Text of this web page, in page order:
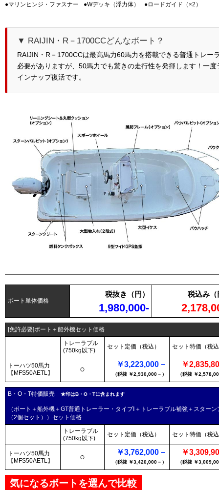
●マリンヒンジ・ファスナー
●Wデッキ（浮力体） ●ロードガイド（×2）
▼ RAIJIN・R－1700CCどんなボート？
RAIJIN・R－1700CCは最高馬力60馬力を搭載できる普通トレ
必要がありますが、50馬力でも驚きの走行性を発揮します！一
インナップ復活です。
ボート単体価格
税抜き（円）
1,980,000-
税込み（
[免許必要]ボート＋船外機セット価格
トレーラブル
(750kg以下)
セット定価（税込） セット特価（税
トーハツ50馬力
【MFS50AETL】
○ ￥3,223,000－
（税抜 ￥2,930,000－）
￥
（税抜 ￥
B・O・T特価販売 ★印はB・O・Tに含まれます
（ボート＋船外機＋GT普通トレーラー・タイプⅠ＋トレーラブル補強＋スターン
（2個セット））セット価格
トレーラブル
(750kg以下)
セット定価（税込） セット特価（税
トーハツ50馬力
【MFS50AETL】
○ ￥3,762,000－
（税抜 ￥3,420,000－）
￥
（税抜 ￥
気になるボートを選んで比較